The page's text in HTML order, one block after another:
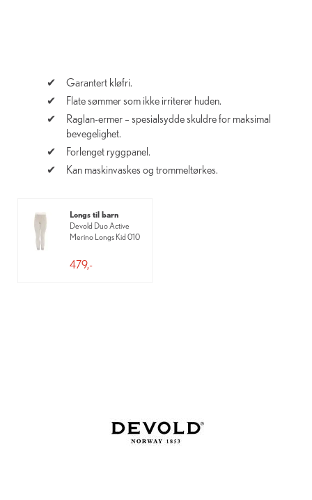
Garantert kløfri.
Flate sømmer som ikke irriterer huden.
Raglan-ermer – spesialsydde skuldre for maksimal
bevegelighet.
Forlenget ryggpanel.
Kan maskinvaskes og trommeltørkes.
Longs til barn
Devold Duo Active
Merino Longs Kid 010
479,-